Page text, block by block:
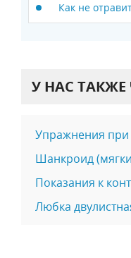
Как не
У НАС
Упражнения при
Шанкроид
Показания к
Любка